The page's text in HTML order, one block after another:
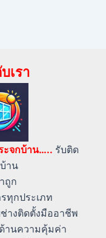
เรา
ะจกบ้าน….. รับติด
าน
ถูก
ทุกประเภท
างติดตั้งมืออาชีพ
านความคุ้มค่า